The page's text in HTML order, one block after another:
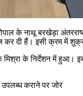
के नाथू बरखेड़ा
कर दी हैं। इसी क्रम में
के निर्देशन में हुआ।
उपलब्ध कराने पर जोर